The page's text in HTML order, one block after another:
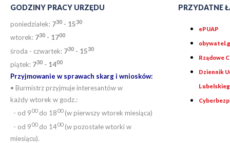
GODZINY PRACY URZĘDU
poniedziałek: 730 - 1530
wtorek: 730 - 1700
środa - czwartek: 730 - 1530
piątek: 730 - 1400
Przyjmowanie w sprawach skarg i wniosków:
• Burmistrz przyjmuje interesantów w
każdy wtorek w godz.:
- od 900do 1800(w pierwszy wtorek miesiąca)
- od 900do 1400(w pozostałe wtorki w
miesiącu).
PRZYDATNE
ePUAP
Rządowe
Dziennik